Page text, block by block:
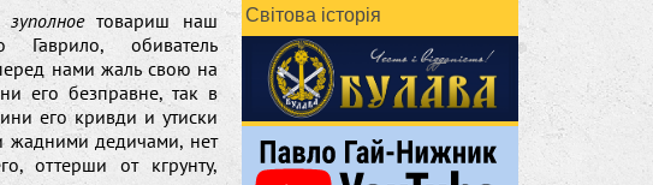
товариш наш
Гаврило, обиватель
нами жаль свою на
его безправне, так в
его кривди и утиски
жадними дедичами, нет
оттерши от кгрунту,
Світова історія